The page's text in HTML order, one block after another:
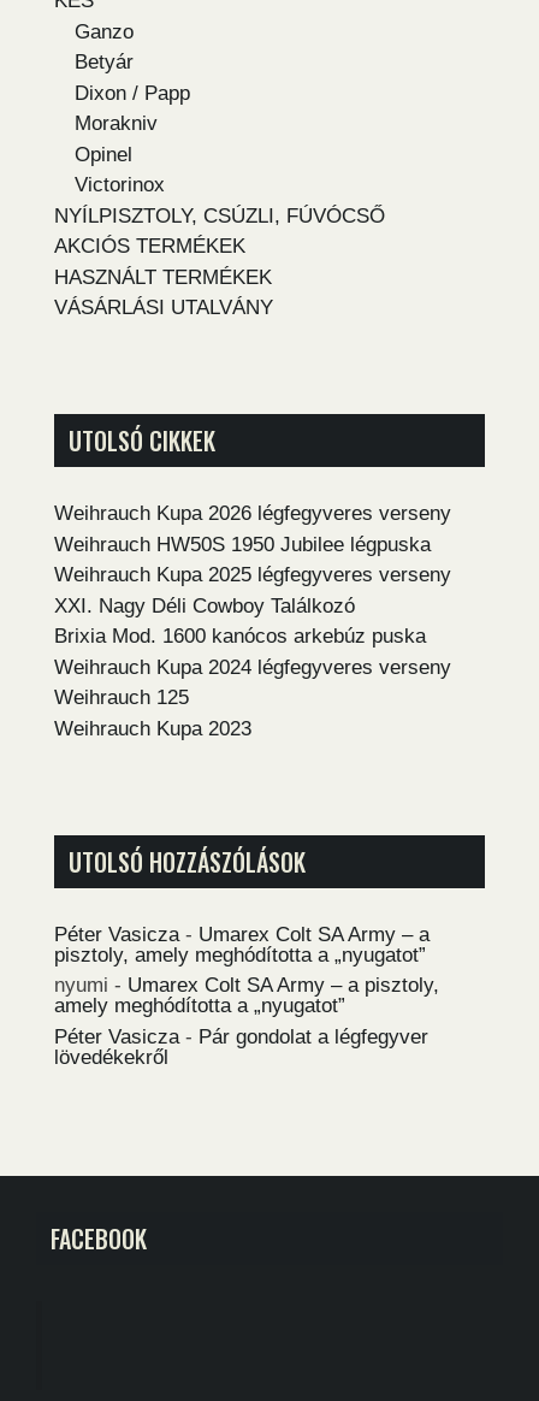
Ganzo
Betyár
Dixon / Papp
Morakniv
Opinel
Victorinox
NYÍLPISZTOLY, CSÚZLI, FÚVÓCSŐ
AKCIÓS TERMÉKEK
HASZNÁLT TERMÉKEK
VÁSÁRLÁSI UTALVÁNY
UTOLSÓ CIKKEK
Weihrauch Kupa 2026 légfegyveres verseny
Weihrauch HW50S 1950 Jubilee légpuska
Weihrauch Kupa 2025 légfegyveres verseny
XXI. Nagy Déli Cowboy Találkozó
Brixia Mod. 1600 kanócos arkebúz puska
Weihrauch Kupa 2024 légfegyveres verseny
Weihrauch 125
Weihrauch Kupa 2023
UTOLSÓ HOZZÁSZÓLÁSOK
Péter Vasicza - Umarex Colt SA Army – a
pisztoly, amely meghódította a „nyugatot”
nyumi - Umarex Colt SA Army – a pisztoly,
amely meghódította a „nyugatot”
Péter Vasicza - Pár gondolat a légfegyver
lövedékekről
FACEBOOK